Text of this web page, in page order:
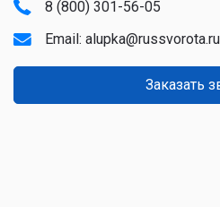
8 (800) 301-56-05
Email: alupka@russvorota.ru
Заказать